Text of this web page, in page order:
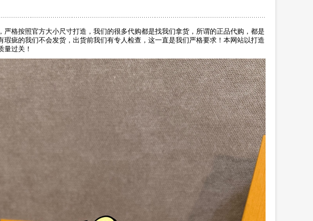
格按照官方大小尺寸打造，我们的很多代购都是找我们拿货，所谓的正品代购，都是
疵的我们不会发货，出货前我们有专人检查，这一直是我们严格要求！本网站以打造
量过关！